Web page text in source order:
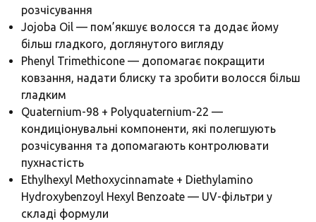
розчісування
Jojoba Oil — пом’якшує волосся та додає йому
більш гладкого, доглянутого вигляду
Phenyl Trimethicone — допомагає покращити
ковзання, надати блиску та зробити волосся більш
гладким
Quaternium-98 + Polyquaternium-22 —
кондиціонувальні компоненти, які полегшують
розчісування та допомагають контролювати
пухнастість
Ethylhexyl Methoxycinnamate + Diethylamino
Hydroxybenzoyl Hexyl Benzoate — UV-фільтри у
складі формули